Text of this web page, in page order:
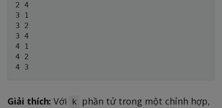
2 4
3 1
3 2
3 4
4 1
4 2
Giải thích: Với k phần tử trong một chỉnh hợp,